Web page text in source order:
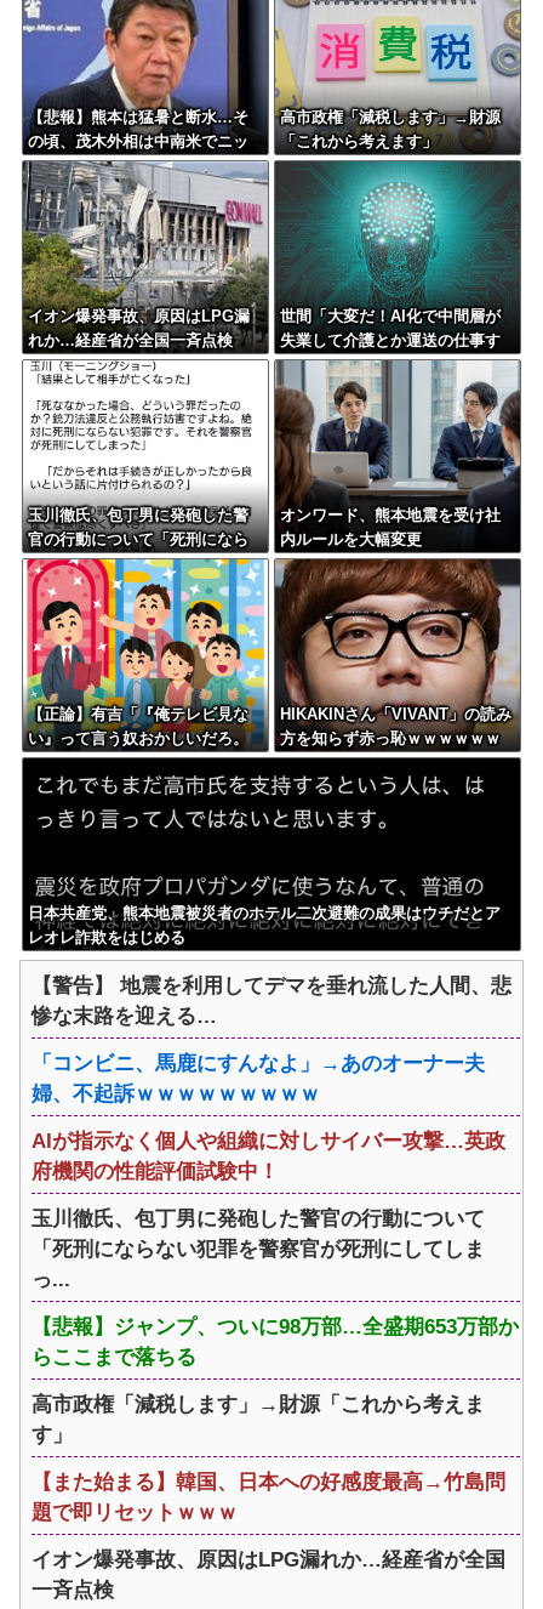
【悲報】熊本は猛暑と断水…そ
の頃、茂木外相は中南米でニッ
コリ動画公開
高市政権「減税します」→財源
「これから考えます」
イオン爆発事故、原因はLPG漏
れか…経産省が全国一斉点検
世間「大変だ！AI化で中間層が
失業して介護とか運送の仕事す
るしか無くなるぞ！」←うん…
うん？
玉川徹氏、包丁男に発砲した警
官の行動について「死刑になら
ない犯罪を警察官が死刑にして
しまった」
オンワード、熊本地震を受け社
内ルールを大幅変更
【正論】有吉「『俺テレビ見な
い』って言う奴おかしいだろ。
団子屋で『団子食べない』って
言うか？」
HIKAKINさん「VIVANT」の読み
方を知らず赤っ恥ｗｗｗｗｗｗ
ｗ
日本共産党、熊本地震被災者のホテル二次避難の成果はウチだとア
レオレ詐欺をはじめる
【警告】 地震を利用してデマを垂れ流した人間、悲
惨な末路を迎える…
「コンビニ、馬鹿にすんなよ」→あのオーナー夫
婦、不起訴ｗｗｗｗｗｗｗｗｗ
AIが指示なく個人や組織に対しサイバー攻撃…英政
府機関の性能評価試験中！
玉川徹氏、包丁男に発砲した警官の行動について
「死刑にならない犯罪を警察官が死刑にしてしま
っ...
【悲報】ジャンプ、ついに98万部…全盛期653万部か
らここまで落ちる
高市政権「減税します」→財源「これから考えま
す」
【また始まる】韓国、日本への好感度最高→竹島問
題で即リセットｗｗｗ
イオン爆発事故、原因はLPG漏れか…経産省が全国
一斉点検